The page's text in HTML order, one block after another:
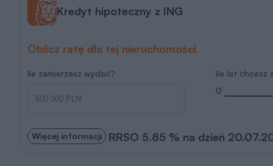
Kredyt hipoteczny z ING
Oblicz ratę dla tej nieruchomości
Ile zamierzasz wydać?
Ile lat chcesz
0
Więcej informacji RRSO 5.85 % na dzień